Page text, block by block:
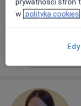
Otwocki Ośrodek
Konsultacja
w polityka cookies